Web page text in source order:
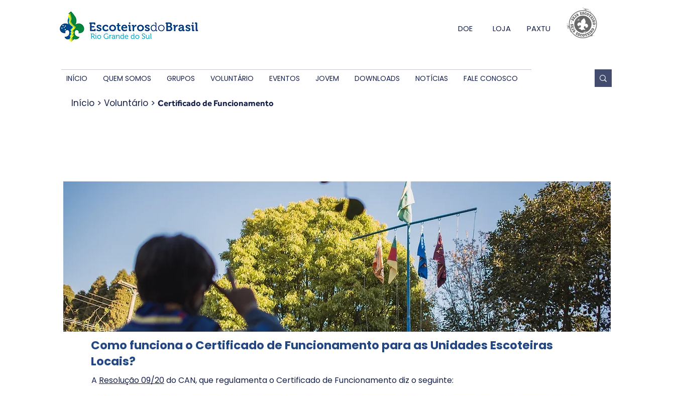
DOE LOJA PAXTU
INÍCIO QUEM SOMOS GRUPOS VOLUNTÁRIO EVENTOS JOVEM DOWNLOADS NOTÍCIAS FALE CONOSCO
Início > Voluntário > Certificado de Funcionamento
Como funciona o Certificado de Funcionamento para as Unidades Escoteiras
Locais?
A Resolução 09/20do CAN, que regulamenta o Certificado de Funcionamento diz o seguinte: